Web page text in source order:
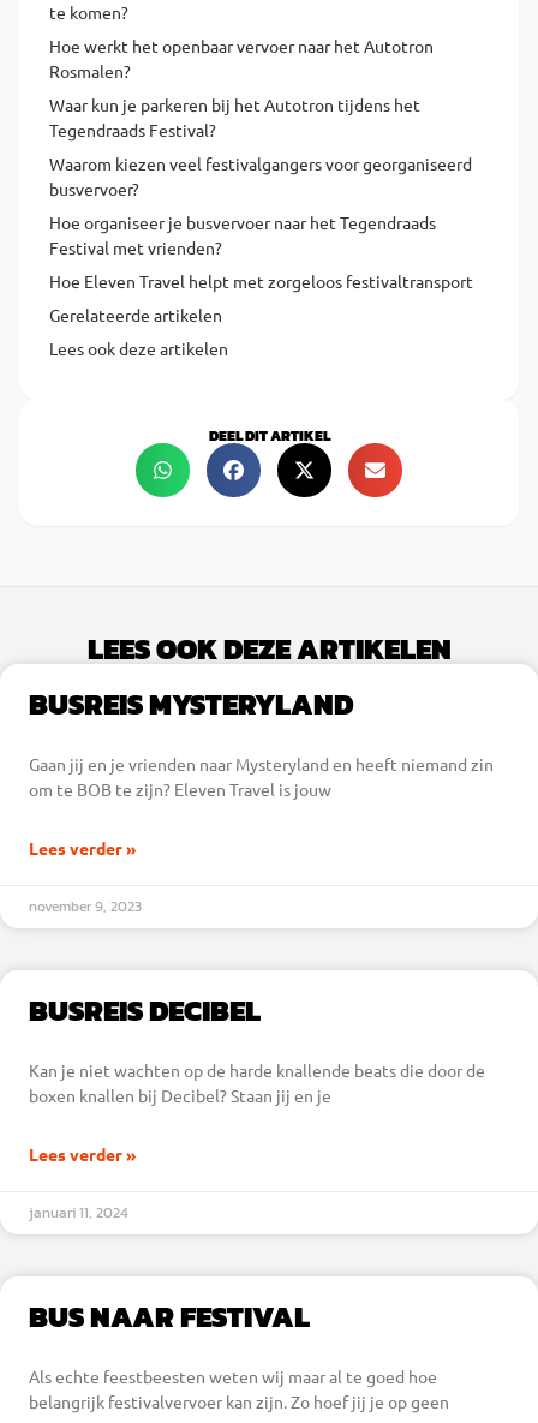
te komen?
Hoe werkt het openbaar vervoer naar het Autotron
Rosmalen?
Waar kun je parkeren bij het Autotron tijdens het
Tegendraads Festival?
Waarom kiezen veel festivalgangers voor georganiseerd
busvervoer?
Hoe organiseer je busvervoer naar het Tegendraads
Festival met vrienden?
Hoe Eleven Travel helpt met zorgeloos festivaltransport
Gerelateerde artikelen
Lees ook deze artikelen
DEEL DIT ARTIKEL
LEES OOK DEZE ARTIKELEN
BUSREIS MYSTERYLAND
Gaan jij en je vrienden naar Mysteryland en heeft niemand zin
om te BOB te zijn? Eleven Travel is jouw
Lees verder »
november 9, 2023
BUSREIS DECIBEL
Kan je niet wachten op de harde knallende beats die door de
boxen knallen bij Decibel? Staan jij en je
Lees verder »
januari 11, 2024
BUS NAAR FESTIVAL
Als echte feestbeesten weten wij maar al te goed hoe
belangrijk festivalvervoer kan zijn. Zo hoef jij je op geen